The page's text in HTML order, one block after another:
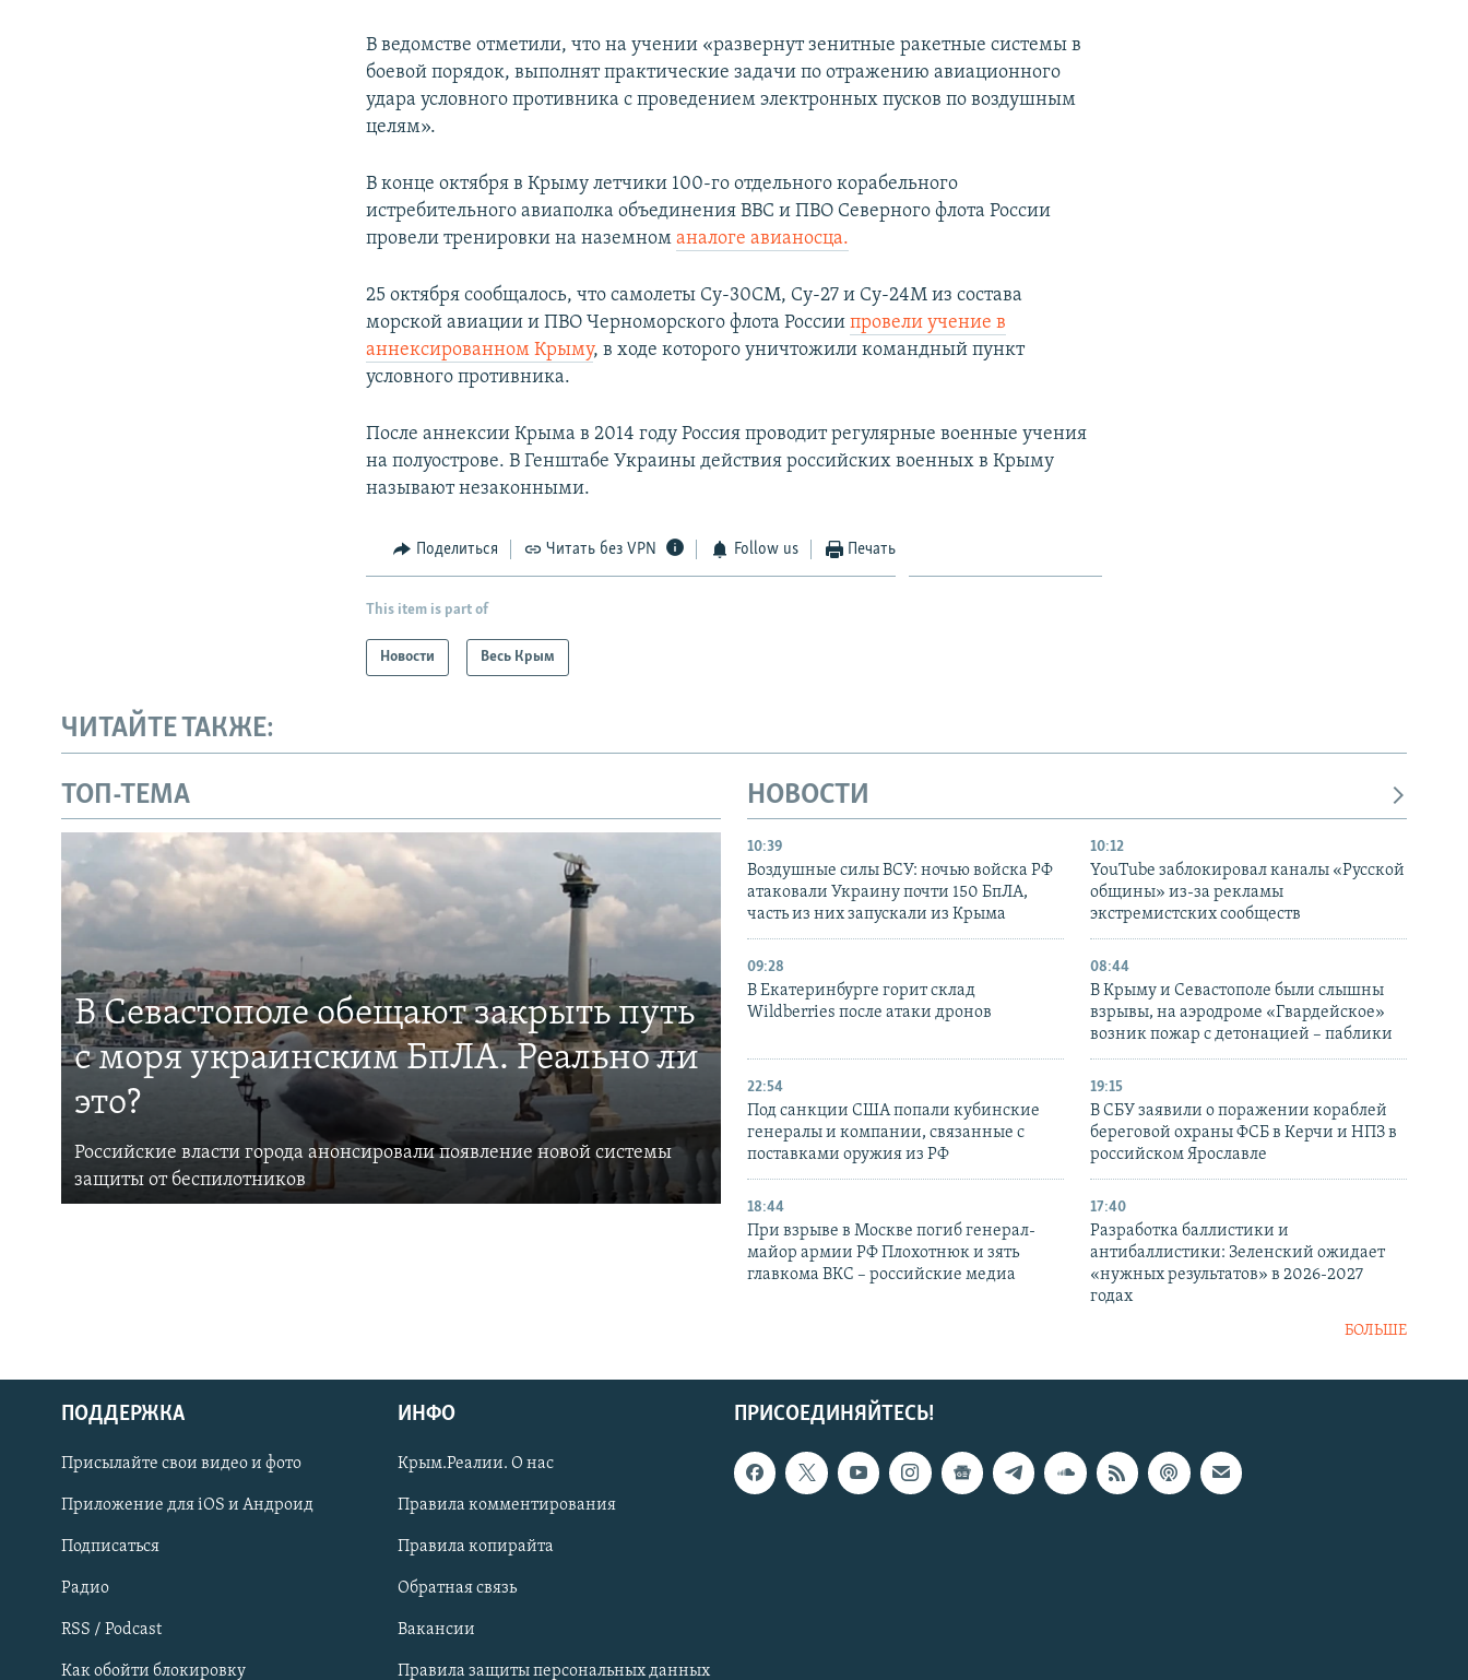
Українською
Qırımtatar
ПРИСОЕДИНЯЙТЕСЬ!
В ведомстве отметили, что на учении «развернут зенитные ракетные системы в
боевой порядок, выполнят практические задачи по отражению авиационного
удара условного противника с проведением электронных пусков по воздушным
целям».
В конце октября в Крыму летчики 100-го отдельного корабельного
истребительного авиаполка объединения ВВС и ПВО Северного флота России
провели тренировки на наземноманалоге авианосца.
25 октября сообщалось, что самолеты Су-30СМ, Су-27 и Су-24М из состава
морской авиации и ПВО Черноморского флота Россиипровели учение в
аннексированном Крыму, в ходе которого уничтожили командный пункт
условного противника.
После аннексии Крыма в 2014 году Россия проводит регулярные военные учения
на полуострове. В Генштабе Украины действия российских военных в Крыму
называют незаконными.
Поделиться Читать без VPN Follow us Печать
This item is part of
Новости Весь Крым
ЧИТАЙТЕ ТАКЖЕ:
ТОП-ТЕМА
В Севастополе обещают закрыть путь
с моря украинским БпЛА. Реально ли
это?
Российские власти города анонсировали появление новой системы
защиты от беспилотников
НОВОСТИ
10:39
Воздушные силы ВСУ: ночью войска РФ
атаковали Украину почти 150 БпЛА,
часть из них запускали из Крыма
10:12
YouTube заблокировал каналы «Русской
общины» из-за рекламы
экстремистских сообществ
09:28
В Екатеринбурге горит склад
Wildberries после атаки дронов
08:44
В Крыму и Севастополе были слышны
взрывы, на аэродроме «Гвардейское»
возник пожар с детонацией – паблики
22:54
Под санкции США попали кубинские
генералы и компании, связанные с
поставками оружия из РФ
19:15
В СБУ заявили о поражении кораблей
береговой охраны ФСБ в Керчи и НПЗ в
российском Ярославле
18:44
При взрыве в Москве погиб генерал-
майор армии РФ Плохотнюк и зять
главкома ВКС – российские медиа
17:40
Разработка баллистики и
антибаллистики: Зеленский ожидает
«нужных результатов» в 2026-2027
годах
БОЛЬШЕ
ПРИСОЕДИНЯЙТЕСЬ!
ПОДДЕРЖКА
Присылайте свои видео и фото
Приложение для iOS и Андроид
Подписаться
Радио
RSS / Podcast
Как обойти блокировку
ИНФО
Крым.Реалии. О нас
Правила комментирования
Правила копирайта
Обратная связь
Вакансии
Правила защиты персональных данных